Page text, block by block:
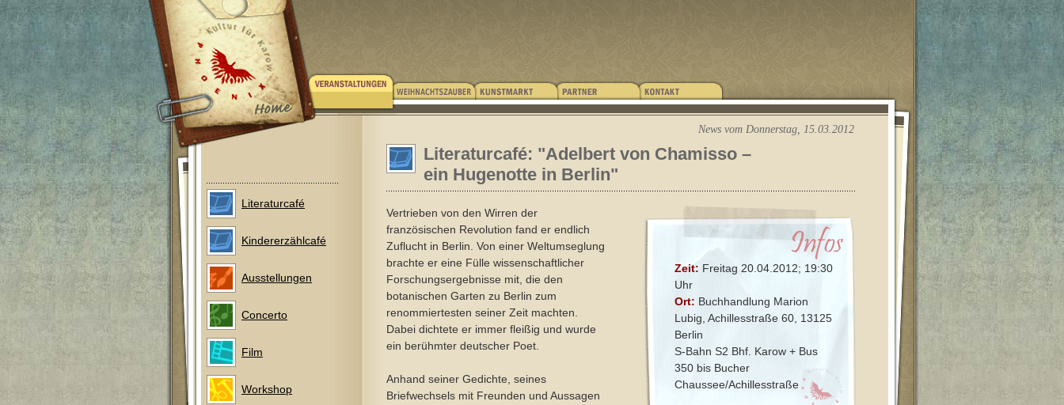
Literaturcafé
Kindererzählcafé
Ausstellungen
Concerto
Film
Workshop
News vom Donnerstag, 15.03.2012
Literaturcafé: "Adelbert von Chamisso –
ein Hugenotte in Berlin"
Vertrieben von den Wirren der
französischen Revolution fand er endlich
Zuflucht in Berlin. Von einer Weltumseglung
brachte er eine Fülle wissenschaftlicher
Forschungsergebnisse mit, die den
botanischen Garten zu Berlin zum
renommiertesten seiner Zeit machten.
Dabei dichtete er immer fleißig und wurde
ein berühmter deutscher Poet.
Anhand seiner Gedichte, seines
Briefwechsels mit Freunden und Aussagen
Zeit: Freitag 20.04.2012; 19:30
Uhr
Ort: Buchhandlung Marion
Lubig, Achillesstraße 60, 13125
Berlin
S-Bahn S2 Bhf. Karow + Bus
350 bis Bucher
Chaussee/Achillesstraße